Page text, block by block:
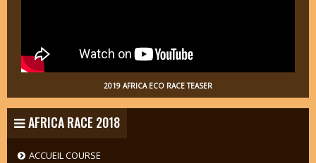
2019 AFRICA ECO RACE TEASER
AFRICA RACE 2018
ACCUEIL COURSE